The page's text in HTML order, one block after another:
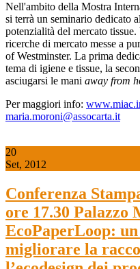
Nell'ambito della Mostra
si terrà un seminario dedicato
potenzialità del mercato
ricerche di mercato messe a
of Westminster. La prima
tema di igiene e tissue, la
asciugarsi le mani away from
Per maggiori info:
maria.moroni@assocarta.it
20
Set, 2012
Conferenza
ore 17.30 Palazzo
EcoPaperLoop:
migliorare la